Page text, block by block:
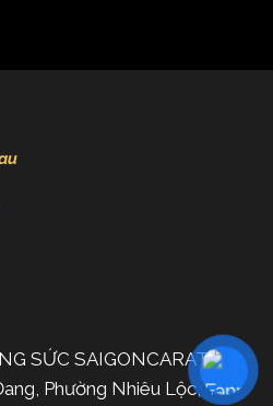
SỨC SAIGONCARAT
Phường Nhiêu Lộc, TP.